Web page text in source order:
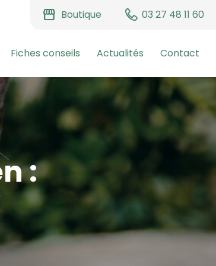
storefront Boutique 03 27 48 11 60
Fiches conseils Actualités Contact
: